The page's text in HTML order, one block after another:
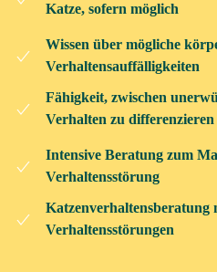
Katze, sofern möglich
Wissen über mögliche
Verhaltensauffälligkeiten
Fähigkeit, zwischen
Verhalten zu differenzieren
Intensive Beratung zum
Verhaltensstörung
Katzenverhaltensberatung
Verhaltensstörungen